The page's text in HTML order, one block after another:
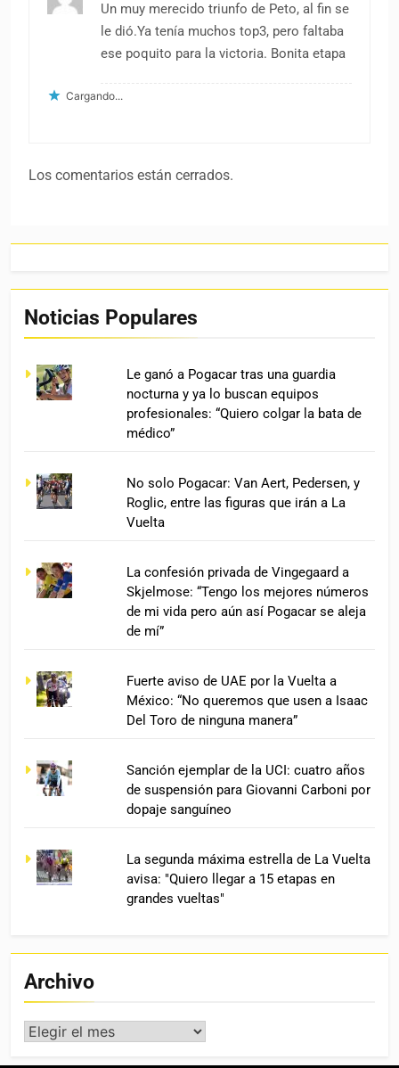
Un muy merecido triunfo de Peto, al fin se
le dió.Ya tenía muchos top3, pero faltaba
ese poquito para la victoria. Bonita etapa
Cargando...
Los comentarios están cerrados.
Noticias Populares
Le ganó a Pogacar tras una guardia
nocturna y ya lo buscan equipos
profesionales: “Quiero colgar la bata de
médico”
No solo Pogacar: Van Aert, Pedersen, y
Roglic, entre las figuras que irán a La
Vuelta
La confesión privada de Vingegaard a
Skjelmose: “Tengo los mejores números
de mi vida pero aún así Pogacar se aleja
de mí”
Fuerte aviso de UAE por la Vuelta a
México: “No queremos que usen a Isaac
Del Toro de ninguna manera”
Sanción ejemplar de la UCI: cuatro años
de suspensión para Giovanni Carboni por
dopaje sanguíneo
La segunda máxima estrella de La Vuelta
avisa: "Quiero llegar a 15 etapas en
grandes vueltas"
Archivo
Archivo